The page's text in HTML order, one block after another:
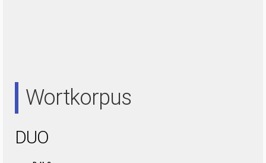
Wortkorpus
DUO